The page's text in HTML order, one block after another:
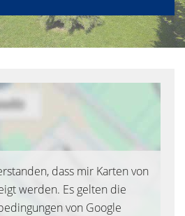
dass mir Karten von
werden. Es gelten die
von Google